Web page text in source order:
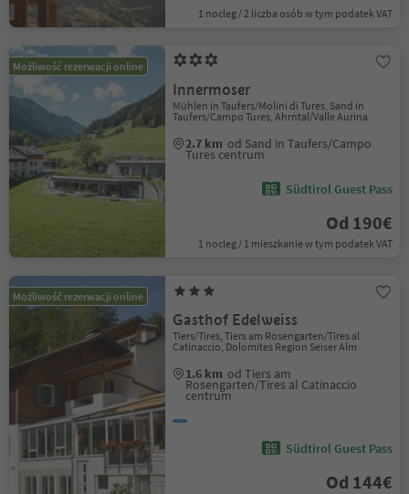
1 nocleg / 2 liczba osób w tym podatek VAT
Możliwość rezerwacji online
Innermoser
Mühlen in Taufers/Molini di Tures, Sand in
Taufers/Campo Tures, Ahrntal/Valle Aurina
2.7 km od Sand in Taufers/Campo
Tures centrum
Südtirol Guest Pass
Od 190€
1 nocleg / 1 mieszkanie w tym podatek VAT
Możliwość rezerwacji online
Gasthof Edelweiss
Tiers/Tires, Tiers am Rosengarten/Tires al
Catinaccio, Dolomites Region Seiser Alm
1.6 km od Tiers am
Rosengarten/Tires al Catinaccio
centrum
Südtirol Guest Pass
Od 144€